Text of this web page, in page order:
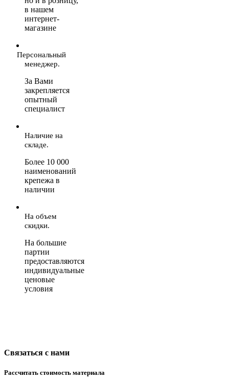
в нашем
интернет-
магазине
Персональный
менеджер.
За Вами
закрепляется
опытный
специалист
Наличие на
складе.
Более 10 000
наименований
крепежа в
наличии
На объем
скидки.
На большие
партии
предоставляются
индивидуальные
ценовые
условия
Связаться с нами
Рассчитать стоимость материала